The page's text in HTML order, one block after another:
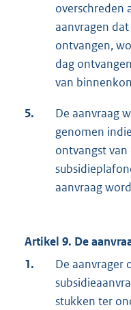
overschreden
aanvragen
ontvangen,
dag
van
5.
De aanvraag
genomen
ontvangst
aanvraag
Artikel 9. De
1.
De aanvrager
stukken ter